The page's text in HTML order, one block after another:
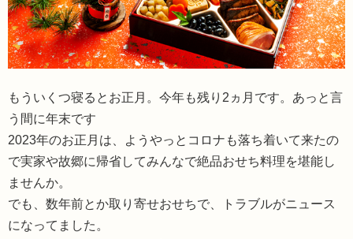
もういくつ寝るとお正月。今年も残り2ヵ月です。あっと言
う間に年末です
2023年のお正月は、ようやっとコロナも落ち着いて来たの
で実家や故郷に帰省してみんなで絶品おせち料理を堪能し
ませんか。
でも、数年前とか取り寄せおせちで、トラブルがニュース
になってました。